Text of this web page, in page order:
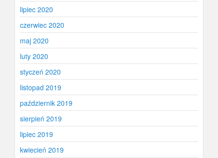
lipiec 2020
czerwiec 2020
maj 2020
luty 2020
styczeń 2020
listopad 2019
październik 2019
sierpień 2019
lipiec 2019
kwiecień 2019